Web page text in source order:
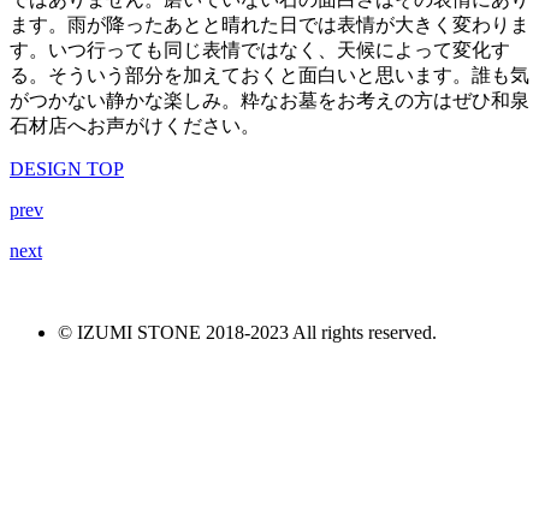
ます。雨が降ったあとと晴れた日では表情が大きく変わりま
す。いつ行っても同じ表情ではなく、天候によって変化す
る。そういう部分を加えておくと面白いと思います。誰も気
がつかない静かな楽しみ。粋なお墓をお考えの方はぜひ和泉
石材店へお声がけください。
DESIGN TOP
prev
next
© IZUMI STONE 2018-2023 All rights reserved.